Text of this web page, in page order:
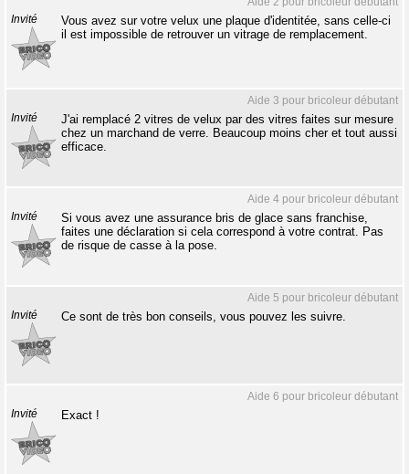
Invité
Vous avez sur votre velux une plaque d'identitée, sans celle-ci
il est impossible de retrouver un vitrage de remplacement.
Aide 3 pour bricoleur débutant
Invité
J'ai remplacé 2 vitres de velux par des vitres faites sur mesure
chez un marchand de verre. Beaucoup moins cher et tout aussi
efficace.
Aide 4 pour bricoleur débutant
Invité
Si vous avez une assurance bris de glace sans franchise,
faites une déclaration si cela correspond à votre contrat. Pas
de risque de casse à la pose.
Aide 5 pour bricoleur débutant
Invité Ce sont de très bon conseils, vous pouvez les suivre.
Aide 6 pour bricoleur débutant
Invité Exact !